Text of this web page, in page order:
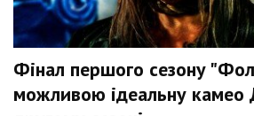
Фінал першого сезону
можливою ідеальну камео